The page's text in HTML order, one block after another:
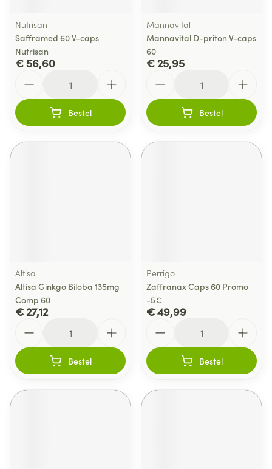
Nutrisan
Safframed 60 V-caps
Nutrisan
€ 56,60
Bestel
Mannavital
Mannavital D-priton V-caps
60
€ 25,95
Bestel
Altisa
Altisa Ginkgo Biloba 135mg
Comp 60
€ 27,12
Bestel
Perrigo
Zaffranax Caps 60 Promo
-5€
€ 49,99
Bestel